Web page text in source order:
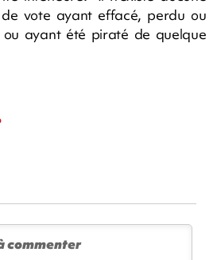
de vote ayant effacé, perdu ou
ou ayant été piraté de quelque